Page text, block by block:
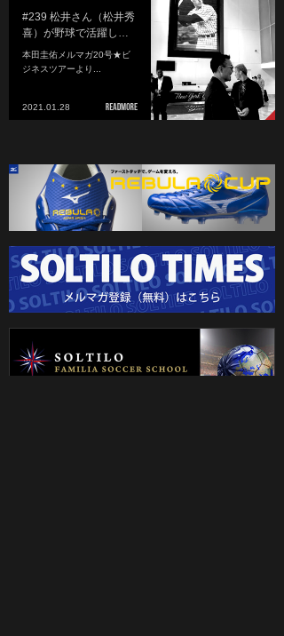
#239 松井さん（松井秀
喜）が野球で活躍し…
本田圭佑メルマガ20号★ビ
ジネスツアーより...
2021.01.28